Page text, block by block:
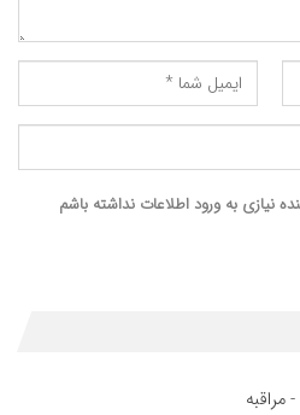
نیازی به ورود اطلاعات نداشته باشم